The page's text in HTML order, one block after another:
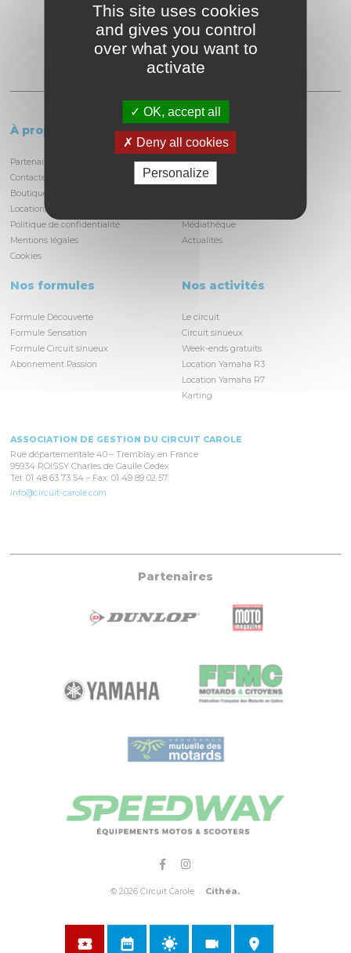
Partagez
À propos
Partenaires et locataires
Contactez-nous
Boutique
Location/privatisation du circuit
Politique de confidentialité
Mentions légales
Cookies
Le circuit
Informations pratiques
Découvrir la piste
Médiathèque
Actualités
Nos formules
Formule Découverte
Formule Sensation
Formule Circuit sinueux
Abonnement Passion
Nos activités
Le circuit
Circuit sinueux
Week-ends gratuits
Location Yamaha R3
Location Yamaha R7
Karting
ASSOCIATION DE GESTION DU CIRCUIT CAROLE
Rue départementale 40 – Tremblay en France
95934 ROISSY Charles de Gaulle Cedex
Tél. 01 48 63 73 54 – Fax. 01 49 89 02 57
info@circuit-carole.com
Partenaires
© 2026 Circuit Carole . Cithéa.
This site uses cookies
and gives you control
over what you want to
activate
OK, accept all
Deny all cookies
Personalize